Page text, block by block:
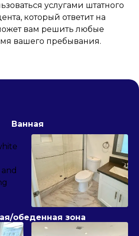
услугами штатного
который ответит на
вам решить любые
вашего пребывания.
Ванная
обеденная зона